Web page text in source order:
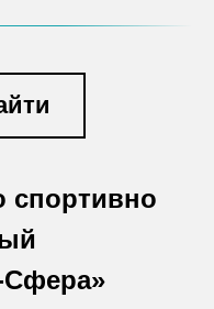
спортивно
Сфера»